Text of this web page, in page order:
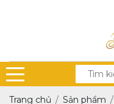
Trang chủ Sản phẩm